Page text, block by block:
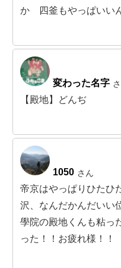
か 四釜もやっぱいい
変わった名字
【殿地】どんぢ
1050 さん
帝京はやっぱりひたひ
沢、なんだかんだいい
學院の殿地くんも粘っ
った！！お疲れ様！！